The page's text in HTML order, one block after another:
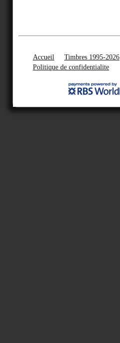
Accueil Timbres 1995-2026
Politique de confidentialite